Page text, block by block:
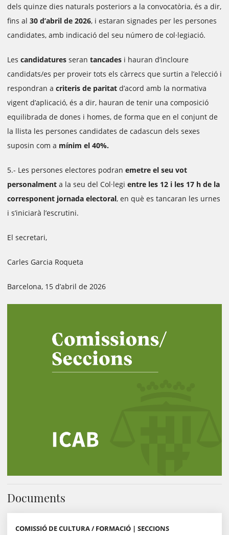
dels quinze dies naturals posteriors a la convocatòria, és a dir,
fins al 30 d’abril de 2026, i estaran signades per les persones
candidates, amb indicació del seu número de col·legiació.
Les candidatures seran tancades i hauran d’incloure
candidats/es per proveir tots els càrrecs que surtin a l’elecció i
respondran a criteris de paritat d’acord amb la normativa
vigent d’aplicació, és a dir, hauran de tenir una composició
equilibrada de dones i homes, de forma que en el conjunt de
la llista les persones candidates de cadascun dels sexes
suposin com a mínim el 40%.
5.- Les persones electores podran emetre el seu vot
personalment a la seu del Col·legi entre les 12 i les 17 h de la
corresponent jornada electoral, en què es tancaran les urnes
i s’iniciarà l’escrutini.
El secretari,
Carles Garcia Roqueta
Barcelona, 15 d’abril de 2026
Documents
COMISSIÓ DE CULTURA / FORMACIÓ | SECCIONS